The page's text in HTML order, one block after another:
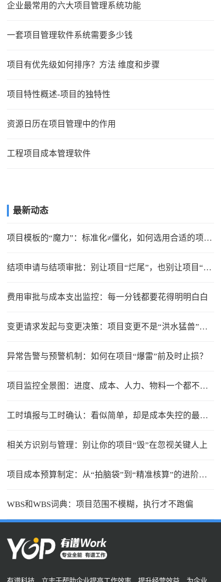
企业最常用的六大项目管理系统功能
一套项目管理软件系统需要多少钱
项目有优先级如何排序？方法 维度和步骤
项目特性概述-项目的独特性
资源日历在项目管理中的作用
工程项目成本管理软件
最新动态
项目模板的“魔力”：标准化≠僵化，如何选用合适的项目模版？
结项申请与结项审批：别让项目“烂尾”，也别让项目“无限延期”
费用审批与成本支出监控：每一分钱都要花得明明白白
变更请求发起与变更决策：项目变更不是“洪水猛兽”，但要管住流程
异常告警与预警机制：如何在项目“爆雷”前及时止损？
项目监控全景图：进度、成本、人力、物料一个都不能少
工时填报与工时确认：看似简单，却是成本失控的最大漏洞
相关方识别与管理：别让你的项目“毁”在忽视关键人上
项目成本预算制定：从“拍脑袋”到“精准核算”的进阶之路
WBS和WBS词典：项目范围不模糊，执行才不跑偏